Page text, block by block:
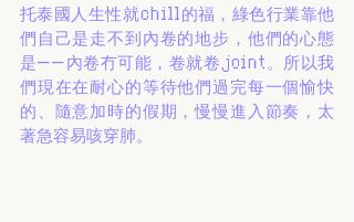
托泰國人生性就chill的福，綠色行業靠他
們自己是走不到內卷的地步，他們的心態
是——內卷冇可能，卷就卷joint。所以我
們現在在耐心的等待他們過完每一個愉快
的、隨意加時的假期，慢慢進入節奏，太
著急容易咳穿肺。